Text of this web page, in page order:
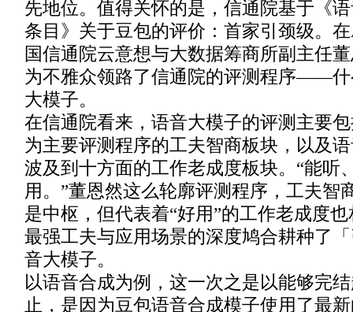
先地位。值得关怀的是，信通院基于《
条目》关于豆包的评价：首家引颈级。
国信通院云意想与大数据筹商所副主任
为不雅众领路了信通院的评测程序——什
大模子。
在信通院看来，语音大模子的评测主要
为主要评测程序的工夫智商板块，以及
波及到十方面的工作老成度板块。“能听
用。”董恩然这么轮廓评测程序，工夫智
是中枢，但代表着“好用”的工作老成度
最强工夫与应用场景的深度鸠合耕种了
音大模子。
以语音合成为例，这一次之是以能够完
止，是因为豆包语音合成模子使用了最新